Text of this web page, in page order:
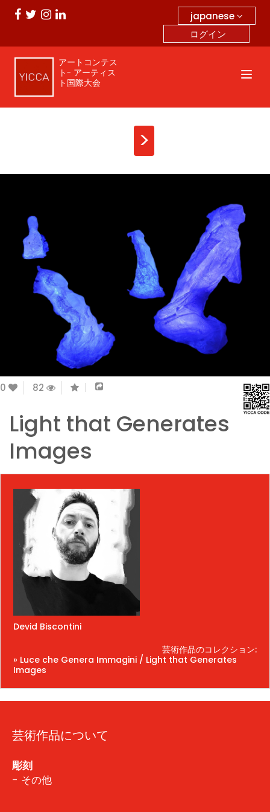
japanese
ログイン
アートコンテス
ト- アーティス
ト国際大会
>
0 82
Light that Generates
Images
Devid Biscontini
芸術作品のコレクション:
» Luce che Genera Immagini / Light that Generates
Images
芸術作品について
彫刻
- その他